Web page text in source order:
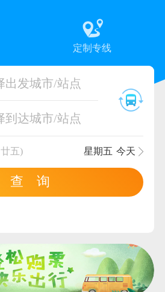
定制专线
出发城市/站点
到达城市/站点
五) 星期五 今天
查 询